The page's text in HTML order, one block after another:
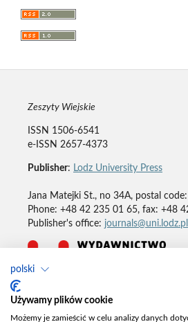
polski
Używamy plików cookie
Możemy je zamieścić w celu analizy danych
Zeszyty Wiejskie
ISSN 1506-6541
e-ISSN 2657-4373
Publisher: Lodz University Press
Jana Matejki St., no 34A, postal
Phone: +48 42 235 01 65, fax: +48
Publisher's office: journals@uni.lodz.pl
Deklaracja dostępności